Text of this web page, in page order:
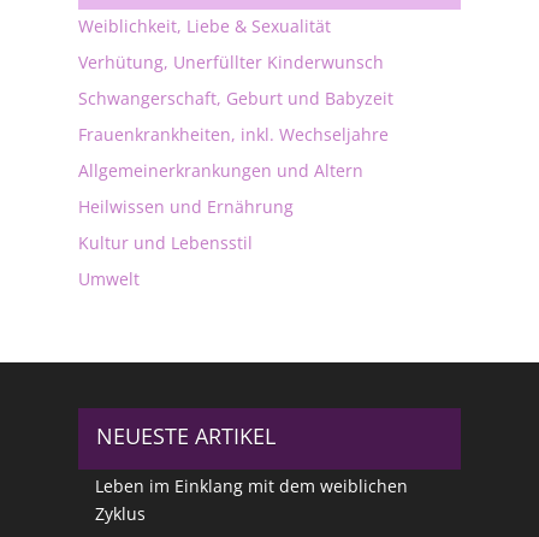
Weiblichkeit, Liebe & Sexualität
Verhütung, Unerfüllter Kinderwunsch
Schwangerschaft, Geburt und Babyzeit
Frauenkrankheiten, inkl. Wechseljahre
Allgemeinerkrankungen und Altern
Heilwissen und Ernährung
Kultur und Lebensstil
Umwelt
NEUESTE ARTIKEL
Leben im Einklang mit dem weiblichen
Zyklus